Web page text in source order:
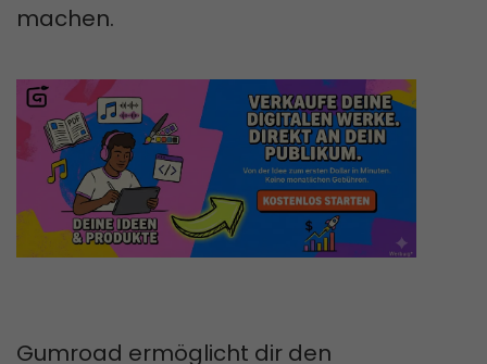
machen.
Gumroad ermöglicht dir den